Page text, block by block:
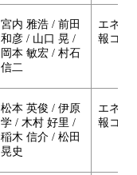
宮内 雅浩 / 前田
和彦 / 山口 晃 /
岡本 敏宏 / 村石
信二
エネル
報コー
松本 英俊 / 伊原
学 / 木村 好里 /
稲木 信介 / 松田
晃史
エネル
報コー